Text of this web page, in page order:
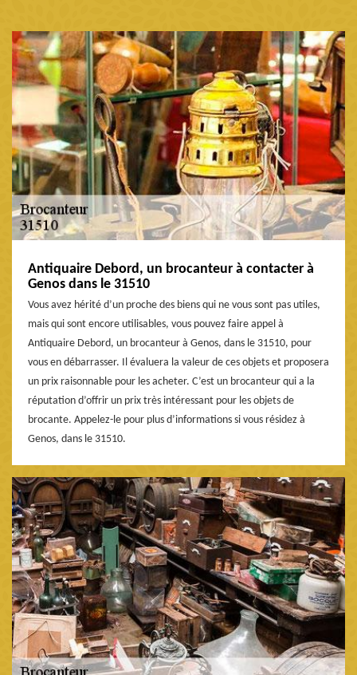
Antiquaire Debord, un brocanteur à contacter à
Genos dans le 31510
Vous avez hérité d’un proche des biens qui ne vous sont pas utiles,
mais qui sont encore utilisables, vous pouvez faire appel à
Antiquaire Debord, un brocanteur à Genos, dans le 31510, pour
vous en débarrasser. Il évaluera la valeur de ces objets et proposera
un prix raisonnable pour les acheter. C’est un brocanteur qui a la
réputation d’offrir un prix très intéressant pour les objets de
brocante. Appelez-le pour plus d’informations si vous résidez à
Genos, dans le 31510.